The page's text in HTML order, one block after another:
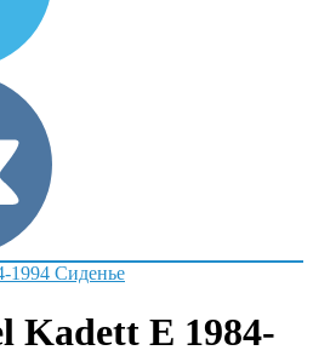
1994 Сиденье
Kadett E 1984-